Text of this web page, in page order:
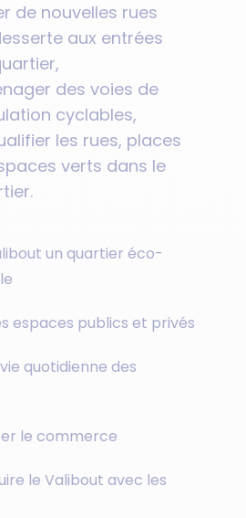
de nouvelles rues
aux entrées
des voies de
cyclables,
les rues, places
verts dans le
un quartier éco-
espaces publics et privés
quotidienne des
le commerce
le Valibout avec les